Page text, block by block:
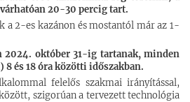
20-30 percig tart.
a 2-es kazánon és mostantól már az 1-
2024. október 31-ig tartanak, minden
8 és 18 óra közötti időszakban.
felelős szakmai irányítással,
szigorúan a tervezett technológia